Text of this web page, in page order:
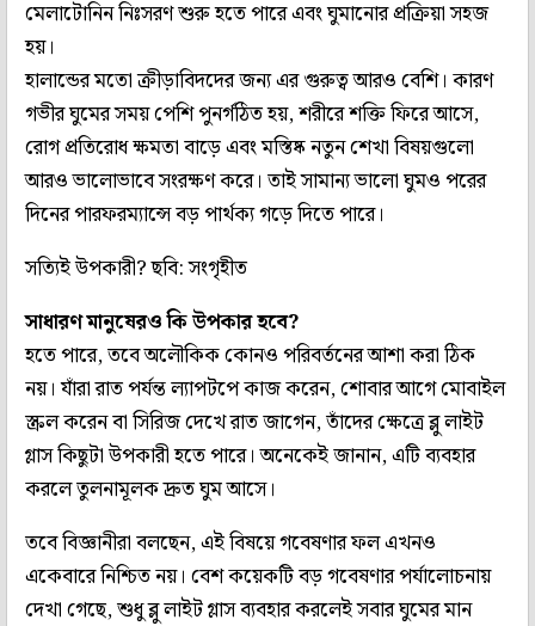
মেলাটোনিন নিঃসরণ শুরু হতে পারে এবং ঘুমানোর প্রক্রিয়া সহজ
হয়।
হালান্ডের মতো ক্রীড়াবিদদের জন্য এর গুরুত্ব আরও বেশি। কারণ
গভীর ঘুমের সময় পেশি পুনর্গঠিত হয়, শরীরে শক্তি ফিরে আসে,
রোগ প্রতিরোধ ক্ষমতা বাড়ে এবং মস্তিষ্ক নতুন শেখা বিষয়গুলো
আরও ভালোভাবে সংরক্ষণ করে। তাই সামান্য ভালো ঘুমও পরের
দিনের পারফরম্যান্সে বড় পার্থক্য গড়ে দিতে পারে।
সত্যিই উপকারী? ছবি: সংগৃহীত
সাধারণ মানুষেরও কি উপকার হবে?
হতে পারে, তবে অলৌকিক কোনও পরিবর্তনের আশা করা ঠিক
নয়। যাঁরা রাত পর্যন্ত ল্যাপটপে কাজ করেন, শোবার আগে মোবাইল
স্ক্রল করেন বা সিরিজ দেখে রাত জাগেন, তাঁদের ক্ষেত্রে ব্লু লাইট
গ্লাস কিছুটা উপকারী হতে পারে। অনেকেই জানান, এটি ব্যবহার
করলে তুলনামূলক দ্রুত ঘুম আসে।
তবে বিজ্ঞানীরা বলছেন, এই বিষয়ে গবেষণার ফল এখনও
একেবারে নিশ্চিত নয়। বেশ কয়েকটি বড় গবেষণার পর্যালোচনায়
দেখা গেছে, শুধু ব্লু লাইট গ্লাস ব্যবহার করলেই সবার ঘুমের মান